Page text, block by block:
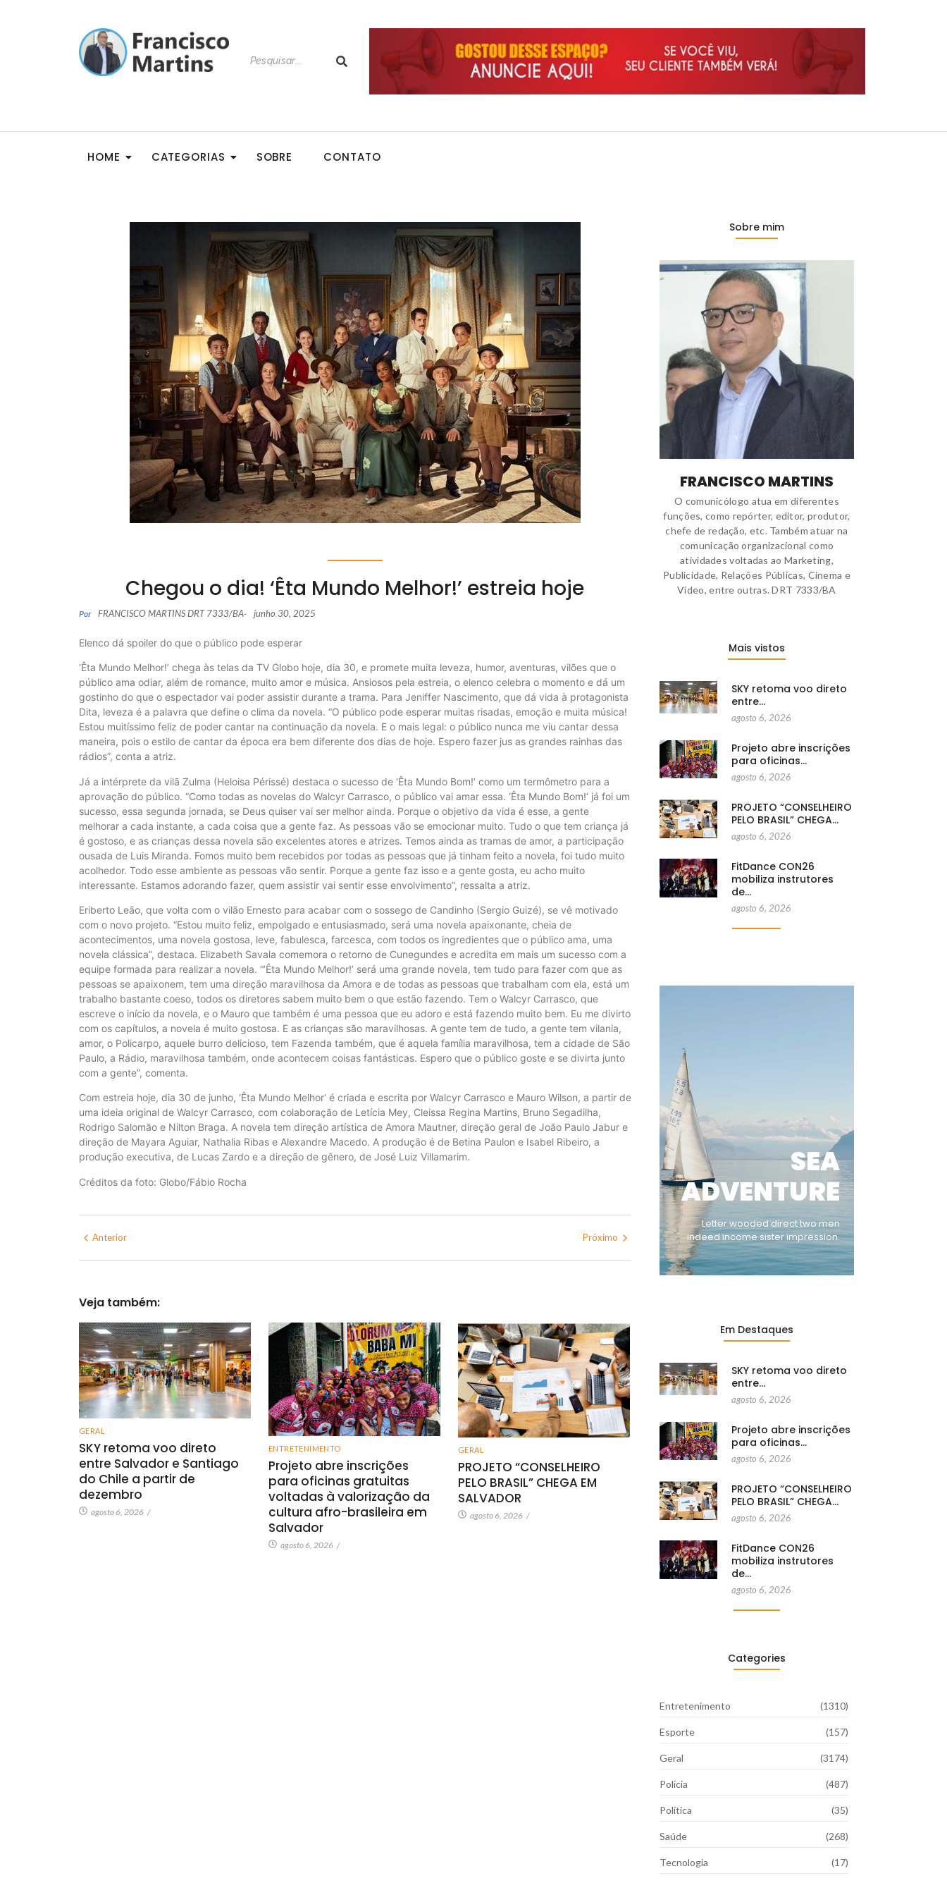
HOME CATEGORIAS SOBRE CONTATO
Chegou o dia! ‘Êta Mundo Melhor!’ estreia hoje
Por FRANCISCO MARTINS DRT 7333/BA- junho 30, 2025
Elenco dá spoiler do que o público pode esperar
‘Êta Mundo Melhor!’ chega às telas da TV Globo hoje, dia 30, e promete muita leveza, humor, aventuras, vilões que o
público ama odiar, além de romance, muito amor e música. Ansiosos pela estreia, o elenco celebra o momento e dá um
gostinho do que o espectador vai poder assistir durante a trama. Para Jeniffer Nascimento, que dá vida à protagonista
Dita, leveza é a palavra que define o clima da novela. “O público pode esperar muitas risadas, emoção e muita música!
Estou muitíssimo feliz de poder cantar na continuação da novela. E o mais legal: o público nunca me viu cantar dessa
maneira, pois o estilo de cantar da época era bem diferente dos dias de hoje. Espero fazer jus as grandes rainhas das
rádios”, conta a atriz.
Já a intérprete da vilã Zulma (Heloisa Périssé) destaca o sucesso de ‘Êta Mundo Bom!’ como um termômetro para a
aprovação do público. “Como todas as novelas do Walcyr Carrasco, o público vai amar essa. ‘Êta Mundo Bom!’ já foi um
sucesso, essa segunda jornada, se Deus quiser vai ser melhor ainda. Porque o objetivo da vida é esse, a gente
melhorar a cada instante, a cada coisa que a gente faz. As pessoas vão se emocionar muito. Tudo o que tem criança já
é gostoso, e as crianças dessa novela são excelentes atores e atrizes. Temos ainda as tramas de amor, a participação
ousada de Luis Miranda. Fomos muito bem recebidos por todas as pessoas que já tinham feito a novela, foi tudo muito
acolhedor. Todo esse ambiente as pessoas vão sentir. Porque a gente faz isso e a gente gosta, eu acho muito
interessante. Estamos adorando fazer, quem assistir vai sentir esse envolvimento”, ressalta a atriz.
Eriberto Leão, que volta com o vilão Ernesto para acabar com o sossego de Candinho (Sergio Guizé), se vê motivado
com o novo projeto. “Estou muito feliz, empolgado e entusiasmado, será uma novela apaixonante, cheia de
acontecimentos, uma novela gostosa, leve, fabulesca, farcesca, com todos os ingredientes que o público ama, uma
novela clássica”, destaca. Elizabeth Savala comemora o retorno de Cunegundes e acredita em mais um sucesso com a
equipe formada para realizar a novela. “’Êta Mundo Melhor!’ será uma grande novela, tem tudo para fazer com que as
pessoas se apaixonem, tem uma direção maravilhosa da Amora e de todas as pessoas que trabalham com ela, está um
trabalho bastante coeso, todos os diretores sabem muito bem o que estão fazendo. Tem o Walcyr Carrasco, que
escreve o início da novela, e o Mauro que também é uma pessoa que eu adoro e está fazendo muito bem. Eu me divirto
com os capítulos, a novela é muito gostosa. E as crianças são maravilhosas. A gente tem de tudo, a gente tem vilania,
amor, o Policarpo, aquele burro delicioso, tem Fazenda também, que é aquela família maravilhosa, tem a cidade de São
Paulo, a Rádio, maravilhosa também, onde acontecem coisas fantásticas. Espero que o público goste e se divirta junto
com a gente”, comenta.
Com estreia hoje, dia 30 de junho, ‘Êta Mundo Melhor’ é criada e escrita por Walcyr Carrasco e Mauro Wilson, a partir de
uma ideia original de Walcyr Carrasco, com colaboração de Letícia Mey, Cleissa Regina Martins, Bruno Segadilha,
Rodrigo Salomão e Nilton Braga. A novela tem direção artística de Amora Mautner, direção geral de João Paulo Jabur e
direção de Mayara Aguiar, Nathalia Ribas e Alexandre Macedo. A produção é de Betina Paulon e Isabel Ribeiro, a
produção executiva, de Lucas Zardo e a direção de gênero, de José Luiz Villamarim.
Créditos da foto: Globo/Fábio Rocha
Anterior Próximo
Veja também:
GERAL
SKY retoma voo direto
entre Salvador e Santiago
do Chile a partir de
dezembro
agosto 6, 2026 /
ENTRETENIMENTO
Projeto abre inscrições
para oficinas gratuitas
voltadas à valorização da
cultura afro-brasileira em
Salvador
agosto 6, 2026 /
GERAL
PROJETO “CONSELHEIRO
PELO BRASIL” CHEGA EM
SALVADOR
agosto 6, 2026 /
Sobre mim
FRANCISCO MARTINS
O comunicólogo atua em diferentes
funções, como repórter, editor, produtor,
chefe de redação, etc. Também atuar na
comunicação organizacional como
atividades voltadas ao Marketing,
Publicidade, Relações Públicas, Cinema e
Vídeo, entre outras. DRT 7333/BA
Mais vistos
SKY retoma voo direto
entre…
agosto 6, 2026
Projeto abre inscrições
para oficinas…
agosto 6, 2026
PROJETO “CONSELHEIRO
PELO BRASIL” CHEGA…
agosto 6, 2026
FitDance CON26
mobiliza instrutores
de…
agosto 6, 2026
SEA
ADVENTURE
Letter wooded direct two men
indeed income sister impression.
Em Destaques
SKY retoma voo direto
entre…
agosto 6, 2026
Projeto abre inscrições
para oficinas…
agosto 6, 2026
PROJETO “CONSELHEIRO
PELO BRASIL” CHEGA…
agosto 6, 2026
FitDance CON26
mobiliza instrutores
de…
agosto 6, 2026
Categories
Entretenimento (1310)
Esporte (157)
Geral (3174)
Polícia (487)
Política (35)
Saúde (268)
Tecnologia (17)